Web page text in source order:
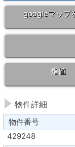
googleマップ
指値
物件詳細
物件番号
429248